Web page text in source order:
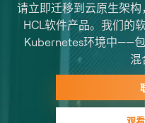
请立即迁移到云原生架
HCL软件产品。我们的
Kubernetes环境中——
混